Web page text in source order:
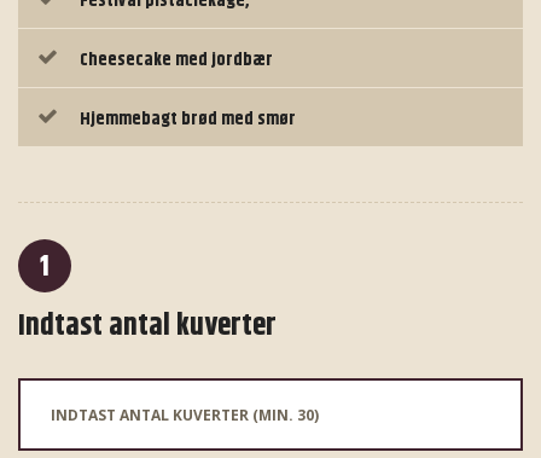
Cheesecake med jordbær
Hjemmebagt brød med smør
1
Indtast antal kuverter